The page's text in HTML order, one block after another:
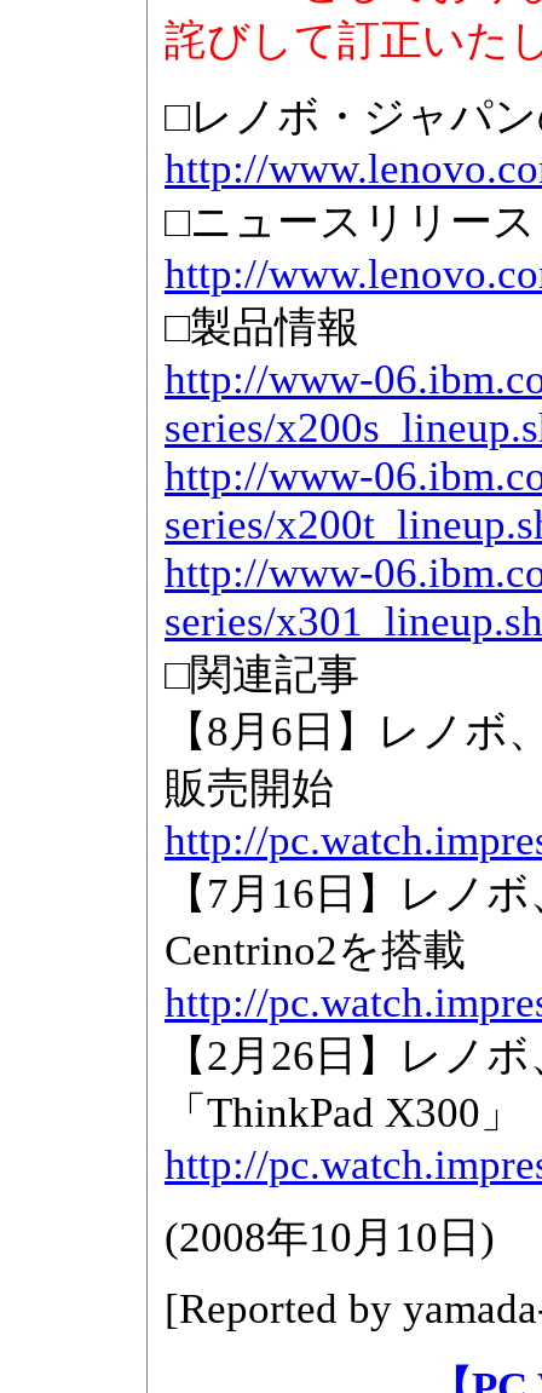
詫びして訂正いた
□レノボ・ジャパ
http://
□ニュースリリース
http://
□製品情報
http://www-
series/
http://www-
series/
http://www-
series/
□関連記事
【8月6日】レノボ
販売開始
http://
【7月16日】レノ
Centrino2を搭載
http://
【2月26日】レノ
「ThinkPad X300」
http://
(2008年10月10日 )
[Reported by